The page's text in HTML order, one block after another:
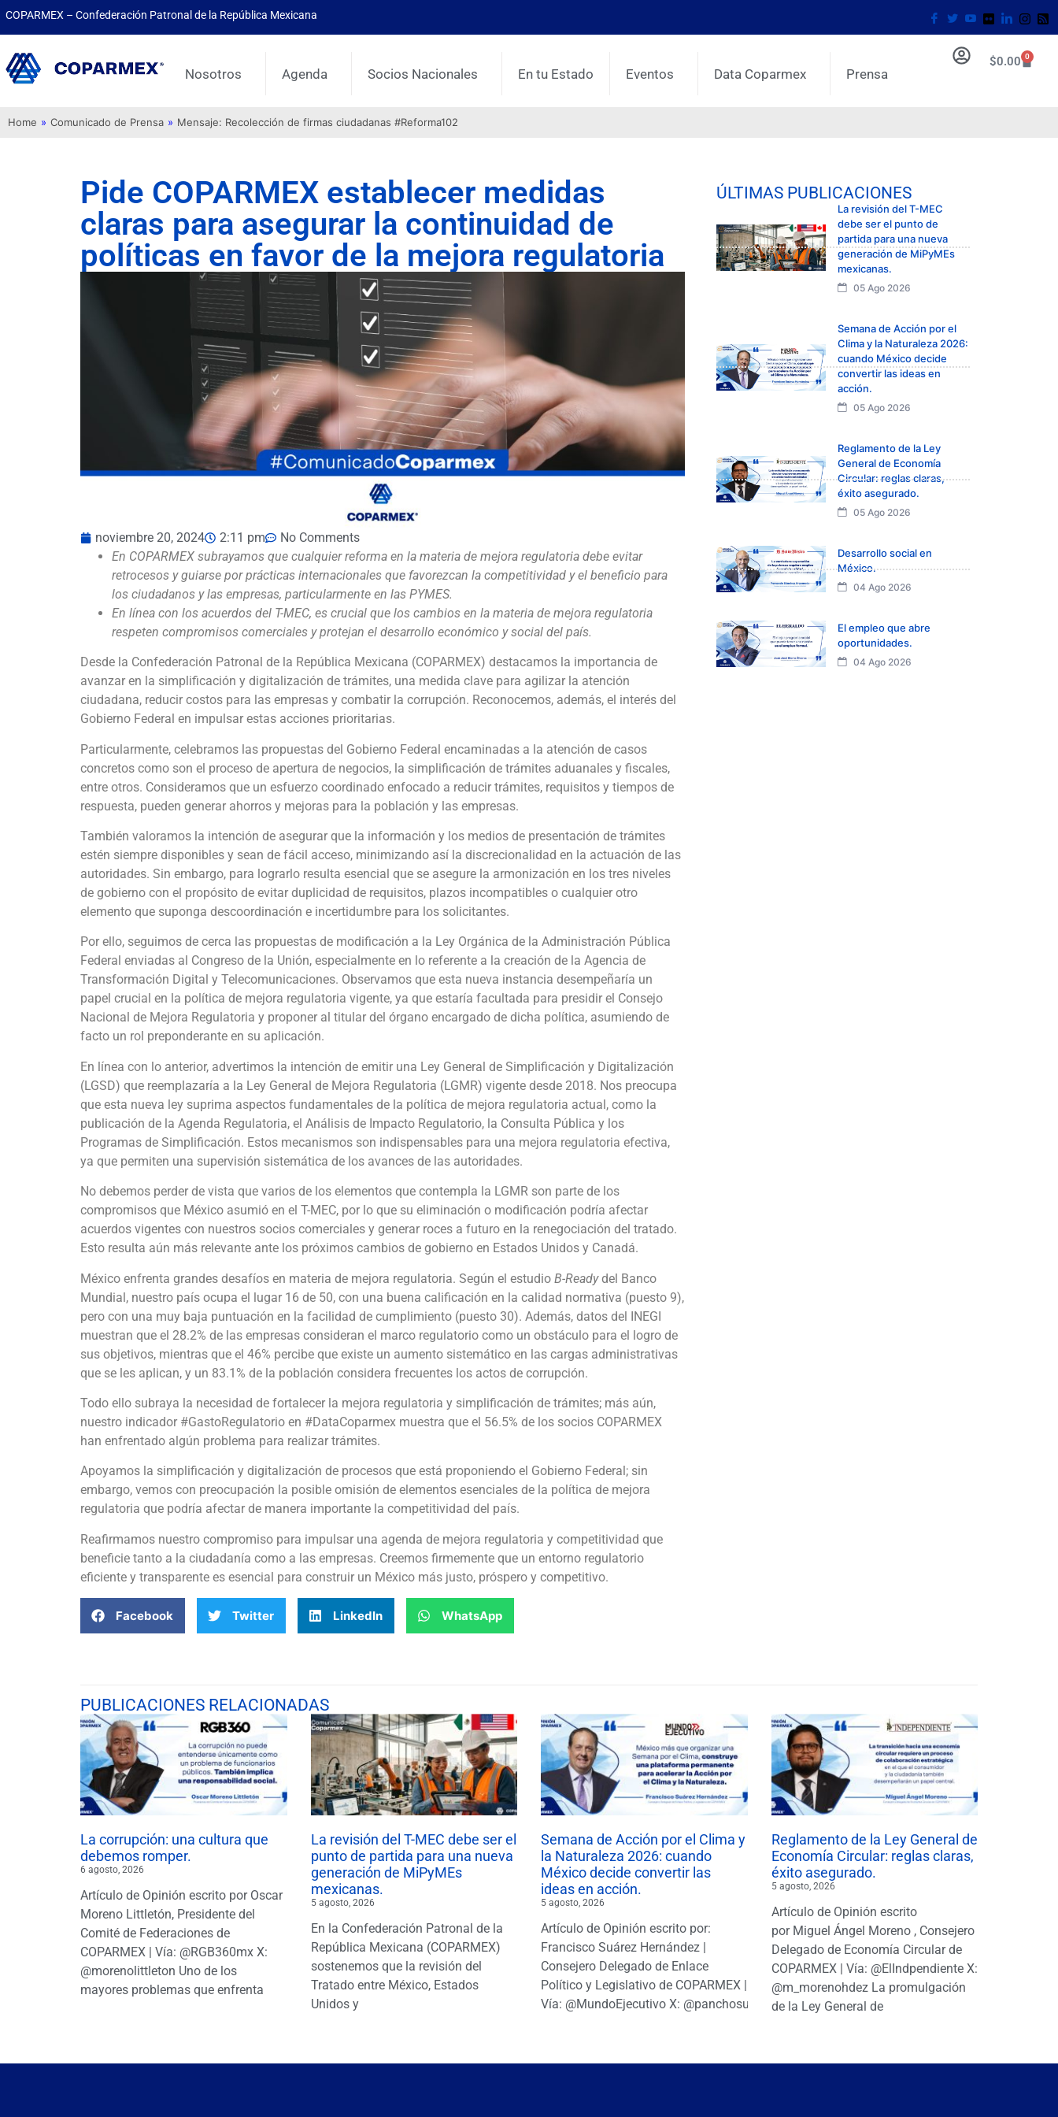
COPARMEX – Confederación Patronal de la República Mexicana
Nosotros Agenda Socios Nacionales En tu Estado Eventos Data Coparmex Prensa
$0.00 0
Home » Comunicado de Prensa » Mensaje: Recolección de firmas ciudadanas #Reforma102
Pide COPARMEX establecer medidas
claras para asegurar la continuidad de
políticas en favor de la mejora regulatoria
noviembre 20, 2024 2:11 pm
No Comments
En COPARMEX subrayamos que cualquier reforma en la materia de mejora regulatoria debe evitar
retrocesos y guiarse por prácticas internacionales que favorezcan la competitividad y el beneficio para
los ciudadanos y las empresas, particularmente en las PYMES.
En línea con los acuerdos del T-MEC, es crucial que los cambios en la materia de mejora regulatoria
respeten compromisos comerciales y protejan el desarrollo económico y social del país.
Desde la Confederación Patronal de la República Mexicana (COPARMEX) destacamos la importancia de
avanzar en la simplificación y digitalización de trámites, una medida clave para agilizar la atención
ciudadana, reducir costos para las empresas y combatir la corrupción. Reconocemos, además, el interés del
Gobierno Federal en impulsar estas acciones prioritarias.
Particularmente, celebramos las propuestas del Gobierno Federal encaminadas a la atención de casos
concretos como son el proceso de apertura de negocios, la simplificación de trámites aduanales y fiscales,
entre otros. Consideramos que un esfuerzo coordinado enfocado a reducir trámites, requisitos y tiempos de
respuesta, pueden generar ahorros y mejoras para la población y las empresas.
También valoramos la intención de asegurar que la información y los medios de presentación de trámites
estén siempre disponibles y sean de fácil acceso, minimizando así la discrecionalidad en la actuación de las
autoridades. Sin embargo, para lograrlo resulta esencial que se asegure la armonización en los tres niveles
de gobierno con el propósito de evitar duplicidad de requisitos, plazos incompatibles o cualquier otro
elemento que suponga descoordinación e incertidumbre para los solicitantes.
Por ello, seguimos de cerca las propuestas de modificación a la Ley Orgánica de la Administración Pública
Federal enviadas al Congreso de la Unión, especialmente en lo referente a la creación de la Agencia de
Transformación Digital y Telecomunicaciones. Observamos que esta nueva instancia desempeñaría un
papel crucial en la política de mejora regulatoria vigente, ya que estaría facultada para presidir el Consejo
Nacional de Mejora Regulatoria y proponer al titular del órgano encargado de dicha política, asumiendo de
facto un rol preponderante en su aplicación.
En línea con lo anterior, advertimos la intención de emitir una Ley General de Simplificación y Digitalización
(LGSD) que reemplazaría a la Ley General de Mejora Regulatoria (LGMR) vigente desde 2018. Nos preocupa
que esta nueva ley suprima aspectos fundamentales de la política de mejora regulatoria actual, como la
publicación de la Agenda Regulatoria, el Análisis de Impacto Regulatorio, la Consulta Pública y los
Programas de Simplificación. Estos mecanismos son indispensables para una mejora regulatoria efectiva,
ya que permiten una supervisión sistemática de los avances de las autoridades.
No debemos perder de vista que varios de los elementos que contempla la LGMR son parte de los
compromisos que México asumió en el T-MEC, por lo que su eliminación o modificación podría afectar
acuerdos vigentes con nuestros socios comerciales y generar roces a futuro en la renegociación del tratado.
Esto resulta aún más relevante ante los próximos cambios de gobierno en Estados Unidos y Canadá.
México enfrenta grandes desafíos en materia de mejora regulatoria. Según el estudio B-Readydel Banco
Mundial, nuestro país ocupa el lugar 16 de 50, con una buena calificación en la calidad normativa (puesto 9),
pero con una muy baja puntuación en la facilidad de cumplimiento (puesto 30). Además, datos del INEGI
muestran que el 28.2% de las empresas consideran el marco regulatorio como un obstáculo para el logro de
sus objetivos, mientras que el 46% percibe que existe un aumento sistemático en las cargas administrativas
que se les aplican, y un 83.1% de la población considera frecuentes los actos de corrupción.
Todo ello subraya la necesidad de fortalecer la mejora regulatoria y simplificación de trámites; más aún,
nuestro indicador #GastoRegulatorio en #DataCoparmex muestra que el 56.5% de los socios COPARMEX
han enfrentado algún problema para realizar trámites.
Apoyamos la simplificación y digitalización de procesos que está proponiendo el Gobierno Federal; sin
embargo, vemos con preocupación la posible omisión de elementos esenciales de la política de mejora
regulatoria que podría afectar de manera importante la competitividad del país.
Reafirmamos nuestro compromiso para impulsar una agenda de mejora regulatoria y competitividad que
beneficie tanto a la ciudadanía como a las empresas. Creemos firmemente que un entorno regulatorio
eficiente y transparente es esencial para construir un México más justo, próspero y competitivo.
Facebook Twitter LinkedIn WhatsApp
ÚLTIMAS PUBLICACIONES
La revisión del T-MEC
debe ser el punto de
partida para una nueva
generación de MiPyMEs
mexicanas.
05 Ago 2026
Semana de Acción por el
Clima y la Naturaleza 2026:
cuando México decide
convertir las ideas en
acción.
05 Ago 2026
Reglamento de la Ley
General de Economía
Circular: reglas claras,
éxito asegurado.
05 Ago 2026
Desarrollo social en
México.
04 Ago 2026
El empleo que abre
oportunidades.
04 Ago 2026
PUBLICACIONES RELACIONADAS
La corrupción: una cultura que
debemos romper.
6 agosto, 2026
Artículo de Opinión escrito por Oscar
Moreno Littletón, Presidente del
Comité de Federaciones de
COPARMEX | Vía: @RGB360mx X:
@morenolittleton Uno de los
mayores problemas que enfrenta
La revisión del T-MEC debe ser el
punto de partida para una nueva
generación de MiPyMEs
mexicanas.
5 agosto, 2026
En la Confederación Patronal de la
República Mexicana (COPARMEX)
sostenemos que la revisión del
Tratado entre México, Estados
Unidos y
Semana de Acción por el Clima y
la Naturaleza 2026: cuando
México decide convertir las
ideas en acción.
5 agosto, 2026
Artículo de Opinión escrito por:
Francisco Suárez Hernández |
Consejero Delegado de Enlace
Político y Legislativo de COPARMEX |
Vía: @MundoEjecutivo X: @panchosuarezh
Reglamento de la Ley General de
Economía Circular: reglas claras,
éxito asegurado.
5 agosto, 2026
Artículo de Opinión escrito
por Miguel Ángel Moreno , Consejero
Delegado de Economía Circular de
COPARMEX | Vía: @ElIndpendiente X:
@m_morenohdez La promulgación
de la Ley General de